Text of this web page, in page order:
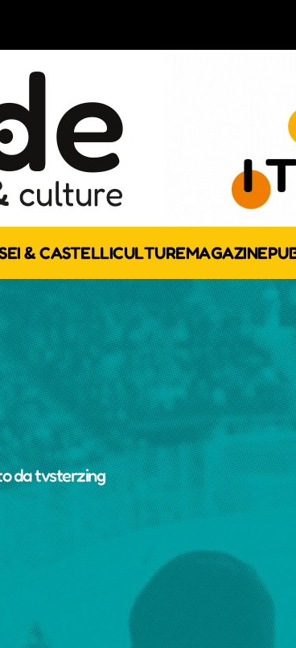
& CASTELLICULTUREMAGAZINE
datvsterzing